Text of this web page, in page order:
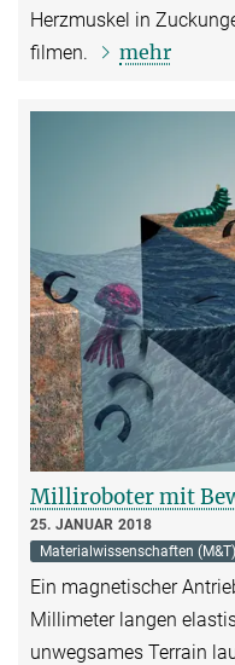
Herzmuskel in
filmen.
mehr
Milliroboter mit
25. JANUAR 2018
Materialwissenschaften (M&T)
Ein magnetischer
Millimeter langen
unwegsames Terrain